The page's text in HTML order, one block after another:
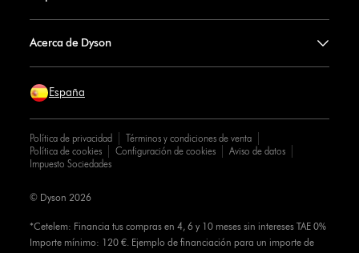
Acerca de Dyson
España
Política de privacidad
Términos y condiciones de venta
Política de cookies
Configuración de cookies
Aviso de datos
Impuesto Sociedades
*Cetelem: Financia tus compras en 4, 6 y 10 meses sin intereses TAE 0%
Importe mínimo: 120 €. Ejemplo de financiación para un importe de
© Dyson 2026